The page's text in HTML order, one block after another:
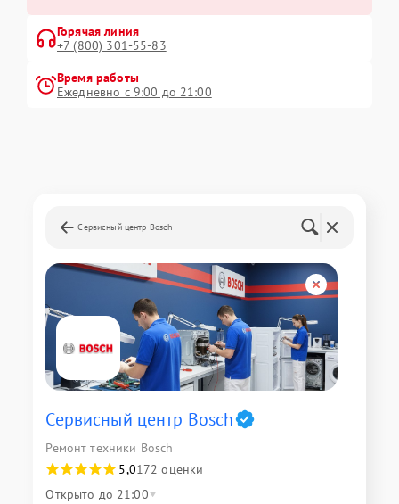
Горячая линия
+7 (800) 301-55-83
Время работы
Ежедневно с 9:00 до 21:00
Сервисный центр Bosch
Сервисный центр Bosch
Ремонт техники Bosch
5,0172 оценки
Открыто до 21:00